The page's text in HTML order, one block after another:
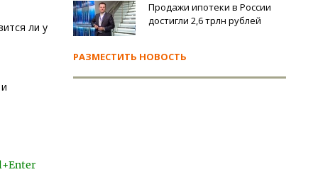
ли у
Продажи ипотеки в России
достигли 2,6 трлн рублей
РАЗМЕСТИТЬ НОВОСТЬ